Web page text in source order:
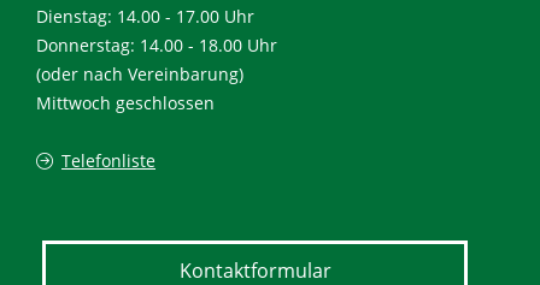
Dienstag: 14.00 - 17.00 Uhr
Donnerstag: 14.00 - 18.00 Uhr
(oder nach Vereinbarung)
Mittwoch geschlossen
Telefonliste
Kontaktformular